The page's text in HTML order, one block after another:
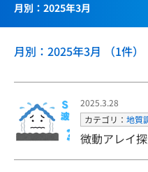
月別：2025年3月
月別：2025年3月 （1件）
2025.3.28
カテゴリ： 地質
微動アレイ